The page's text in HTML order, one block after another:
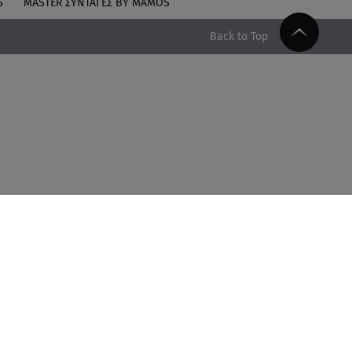
MASTER ΣΥΝΤΑΓΈΣ BY MAMOS
Back to Top